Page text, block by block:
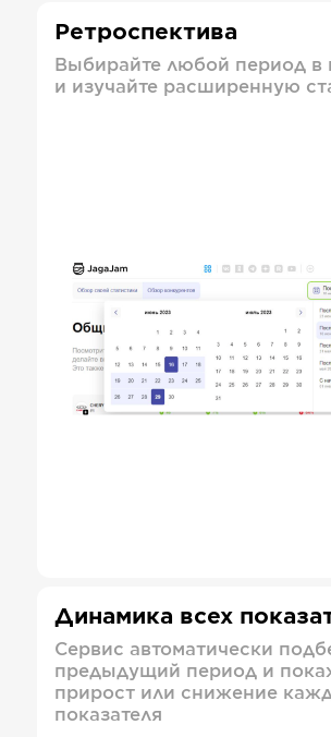
Ретроспектива
Выбирайте любой период
и изучайте расширенную
Динамика всех
Сервис автоматически
предыдущий период и
прирост или снижение
показателя